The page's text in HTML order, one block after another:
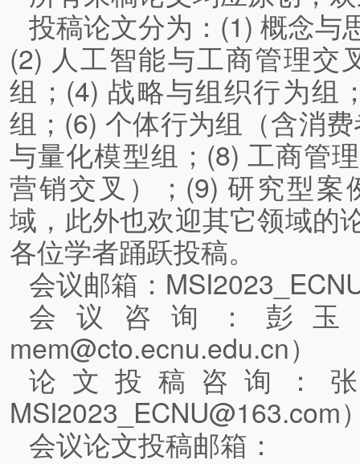
投稿论文分为：(1) 概念与
(2) 人工智能与工商管理交
组；(4) 战略与组织行为组
组；(6) 个体行为组（含消
与量化模型组；(8) 工商管
营销交叉）；(9) 研究型
域，此外也欢迎其它领域的
各位学者踊跃投稿。
会议邮箱：
会议咨询：彭玉
mem@cto.ecnu.edu.cn）
论文投稿咨询：张
MSI2023_ECNU@163.com
会议论文投稿邮箱：